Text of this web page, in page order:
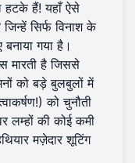
हटके हैं! यहाँ ऐसे
सिर्फ विनाश के
गया है।
मारती है जिससे
को बड़े बुलबुलों में
को चुनौती
की कोई कमी
मज़ेदार शूटिंग